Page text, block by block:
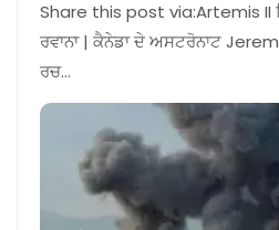
Share this post via:Artemis II
ਰਵਾਨਾ | ਕੈਨੇਡਾ ਦੇ ਅਸਟਰੋਨਾਟ
ਰਚ…